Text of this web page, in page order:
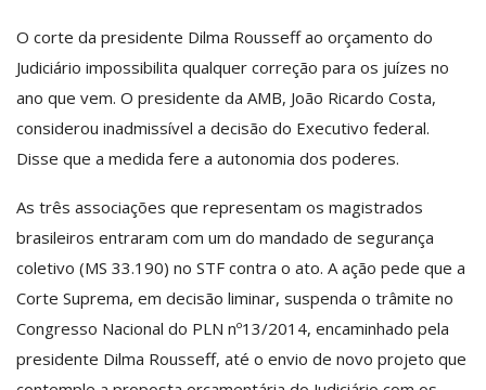
O corte da presidente Dilma Rousseff ao orçamento do
Judiciário impossibilita qualquer correção para os juízes no
ano que vem. O presidente da AMB, João Ricardo Costa,
considerou inadmissível a decisão do Executivo federal.
Disse que a medida fere a autonomia dos poderes.
As três associações que representam os magistrados
brasileiros entraram com um do mandado de segurança
coletivo (MS 33.190) no STF contra o ato. A ação pede que a
Corte Suprema, em decisão liminar, suspenda o trâmite no
Congresso Nacional do PLN nº13/2014, encaminhado pela
presidente Dilma Rousseff, até o envio de novo projeto que